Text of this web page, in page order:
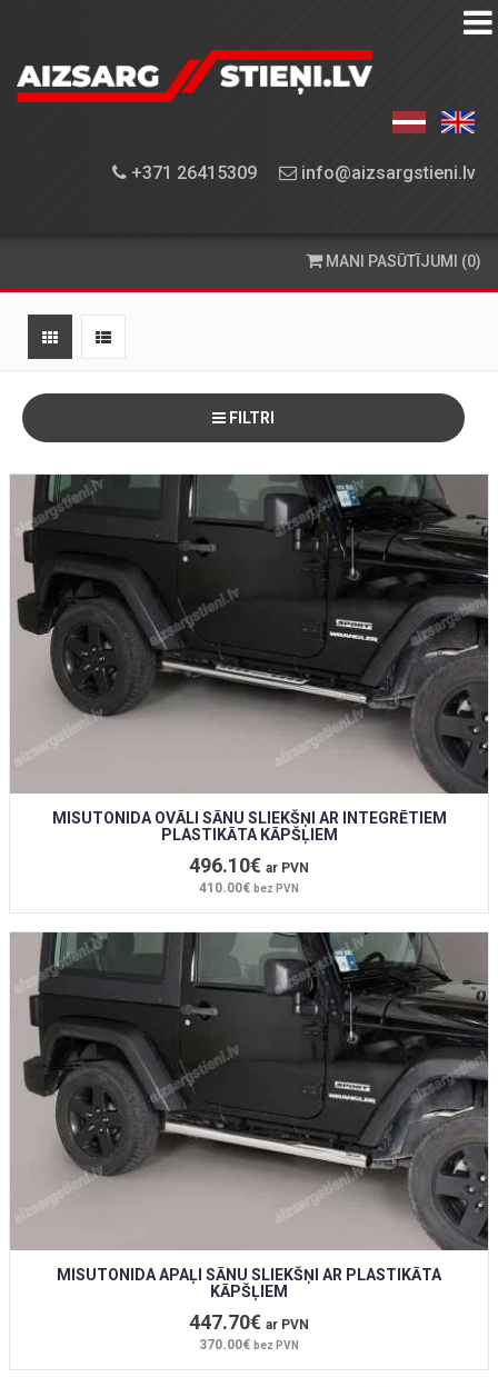
+371 26415309 info@aizsargstieni.lv
AIZSARGSTIEŅU
APRĪKOJUMA
PIEGĀDE
KONTAKTINFORMĀCIJA
MANI PASŪTĪJUMI (0)
FILTRI
MISUTONIDA OVĀLI SĀNU SLIEKŠŅI AR INTEGRĒTIEM
PLASTIKĀTA KĀPŠĻIEM
496.10€ ar PVN
410.00€ bez PVN
MISUTONIDA APAĻI SĀNU SLIEKŠŅI AR PLASTIKĀTA
KĀPŠĻIEM
447.70€ ar PVN
370.00€ bez PVN